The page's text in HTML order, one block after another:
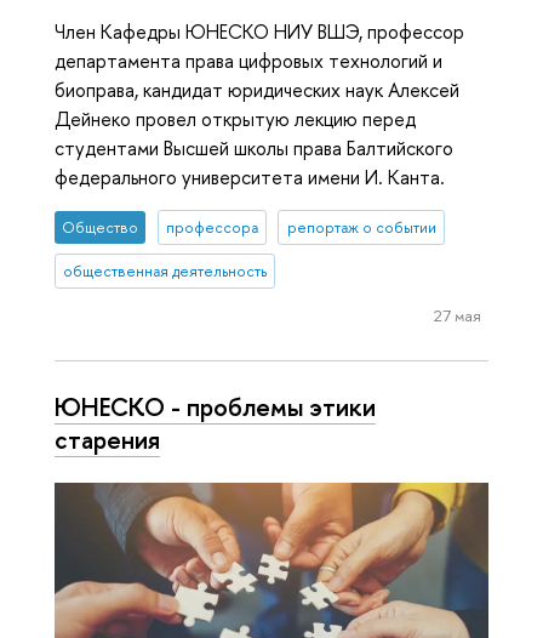
Член Кафедры ЮНЕСКО НИУ ВШЭ, профессор
департамента права цифровых технологий и
биоправа, кандидат юридических наук Алексей
Дейнеко провел открытую лекцию перед
студентами Высшей школы права Балтийского
федерального университета имени И. Канта.
Общество профессора репортаж о событии
общественная деятельность
27 мая
ЮНЕСКО - проблемы этики
старения